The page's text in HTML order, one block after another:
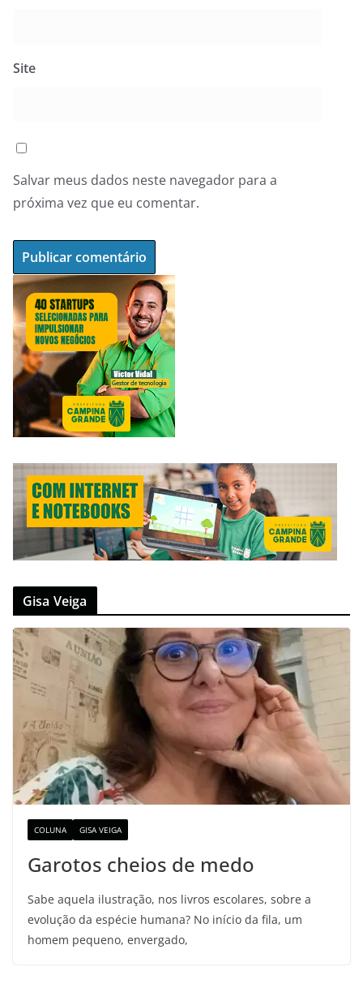
Site
Salvar meus dados neste navegador para a
próxima vez que eu comentar.
Gisa Veiga
COLUNA GISA VEIGA
Garotos cheios de medo
Sabe aquela ilustração, nos livros escolares, sobre a
evolução da espécie humana? No início da fila, um
homem pequeno, envergado,